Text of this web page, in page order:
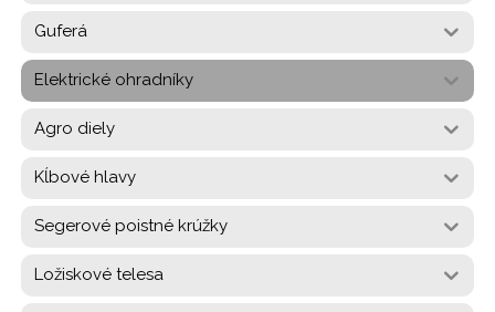
Guferá
Elektrické ohradníky
Agro diely
Kĺbové hlavy
Segerové poistné krúžky
Ložiskové telesa